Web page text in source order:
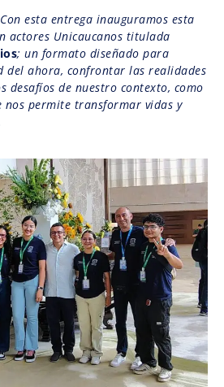
esta entrega inauguramos esta
actores Unicaucanos titulada
; un formato diseñado para
del ahora, confrontar las realidades
desafíos de nuestro contexto, como
nos permite transformar vidas y